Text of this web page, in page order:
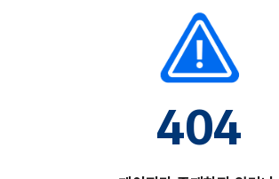
안
전
보
건
공
단
404